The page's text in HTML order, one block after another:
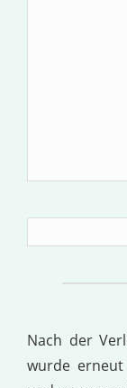
Nach der
wurde